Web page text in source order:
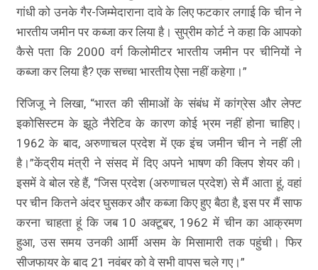
गांधी को उनके गैर-जिम्मेदाराना दावे के लिए फटकार लगाई कि चीन ने
भारतीय जमीन पर कब्जा कर लिया है। सुप्रीम कोर्ट ने कहा कि आपको
कैसे पता कि 2000 वर्ग किलोमीटर भारतीय जमीन पर चीनियों ने
कब्जा कर लिया है? एक सच्चा भारतीय ऐसा नहीं कहेगा।”
रिजिजू ने लिखा, “भारत की सीमाओं के संबंध में कांग्रेस और लेफ्ट
इकोसिस्टम के झूठे नैरेटिव के कारण कोई भ्रम नहीं होना चाहिए।
1962 के बाद, अरुणाचल प्रदेश में एक इंच जमीन चीन ने नहीं ली
है।”केंद्रीय मंत्री ने संसद में दिए अपने भाषण की क्लिप शेयर की।
इसमें वे बोल रहे हैं, “जिस प्रदेश (अरुणाचल प्रदेश) से मैं आता हूं, वहां
पर चीन कितने अंदर घुसकर और कब्जा किए हुए बैठा है, इस पर मैं साफ
करना चाहता हूं कि जब 10 अक्टूबर, 1962 में चीन का आक्रमण
हुआ, उस समय उनकी आर्मी असम के मिसामारी तक पहुंची। फिर
सीजफायर के बाद 21 नवंबर को वे सभी वापस चले गए।”